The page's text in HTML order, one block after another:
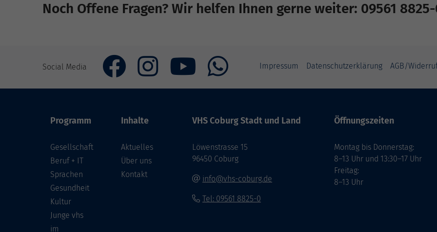
Noch Offene Fragen? Wir helfen Ihnen gerne weiter: 09561
Social Media Impressum Datenschutzerklärung AGB/
Programm
Gesellschaft
Beruf + IT
Sprachen
Gesundheit
Kultur
Junge vhs
im
Inhalte
Aktuelles
Über uns
Kontakt
VHS Coburg Stadt und Land
Löwenstrasse 15
96450 Coburg
info@vhs-coburg.de
Tel: 09561 8825-0
Öffnungszeiten
Montag bis Donnerstag:
8–13 Uhr und 13:30–17 Uhr
Freitag:
8–13 Uhr